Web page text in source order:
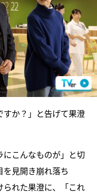
か？」と告げて果澄
こんなものが」と切
見開き崩れ落ち
られた果澄に、「これ